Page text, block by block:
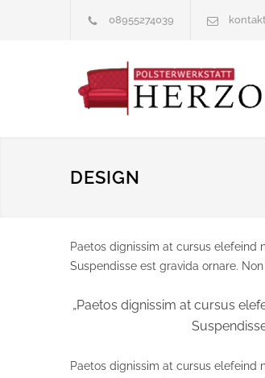
08955274039
DESIGN
Paetos dignissim at cursus elefeind
Suspendisse est gravida ornare.
„Paetos dignissim at cursus
Paetos dignissim at cursus elefeind